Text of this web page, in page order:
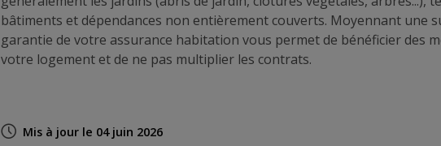
bâtiments et dépendances non entièrement couverts. Moyennant une
garantie de votre assurance habitation vous permet de bénéficier des
votre logement et de ne pas multiplier les contrats.
Mis à jour le 04 juin 2026